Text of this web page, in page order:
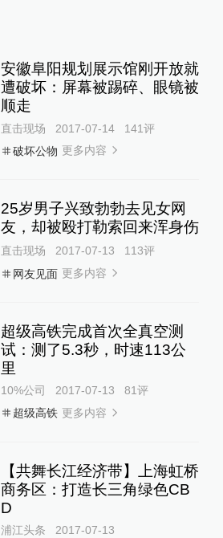
安徽阜阳规划展示馆刚开放就
遭破坏：屏幕被踢碎、眼镜被
顺走
直击现场 2017-07-14 141评
破坏公物 更多内容
25岁男子兴致勃勃去见女网
友，却被殴打勒索回来浑身伤
直击现场 2017-07-13 113评
网友见面 更多内容
超级高铁完成首次全真空测
试：测了5.3秒，时速113公
里
10%公司 2017-07-13 81评
超级高铁 更多内容
【共舞长江经济带】上海虹桥
商务区：打造长三角绿色CB
D
浦江头条
2017-07-13